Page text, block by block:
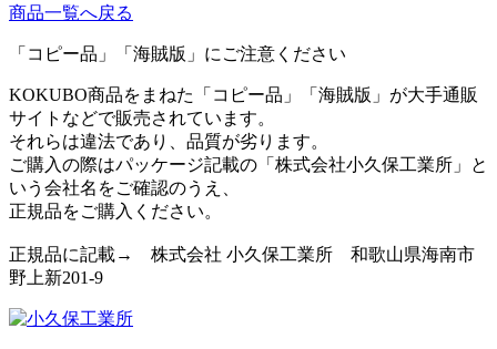
商品一覧へ戻る
「コピー品」「海賊版」にご注意ください
KOKUBO商品をまねた「コピー品」「海賊版」が大手通販
サイトなどで販売されています。
それらは違法であり、品質が劣ります。
ご購入の際はパッケージ記載の「株式会社小久保工業所」と
いう会社名をご確認のうえ、
正規品をご購入ください。
正規品に記載→ 株式会社 小久保工業所 和歌山県海南市
野上新201-9